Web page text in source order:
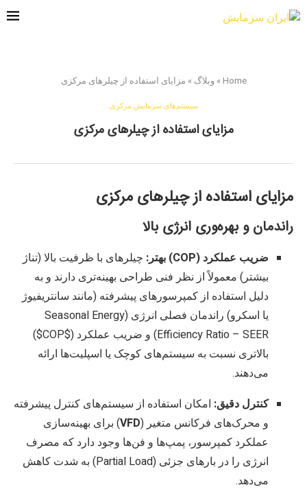
Home
»وبلاگ » مزایای استفاده از چیلرهای مرکزی
سیستم‌های سرمایش مرکزی
مزایای استفاده از چیلرهای مرکزی
مزایای استفاده از چیلرهای مرکزی
راندمان و بهره‌وری انرژی بالا
ضریب عملکرد (COP) بهتر:
چیلرهای با ظرفیت بالا (تناژ
بیشتر) معمولاً از نظر فنی طراحی بهینه‌تری دارند و به
دلیل استفاده از کمپرسورهای پیشرفته (مانند سانتریفیوژ
یا اسکرو) راندمان فصلی انرژی (Seasonal Energy
Efficiency Ratio – SEER) و ضریب عملکرد (
$COP$
)
بالاتری نسبت به سیستم‌های کوچک یا اسپلیت‌ها ارائه
می‌دهند.
کنترل دقیق: امکان استفاده از سیستم‌های کنترل پیشرفته
و محرک‌های فرکانس متغیر (VFD) برای بهینه‌سازی
عملکرد کمپرسور، پمپ‌ها و فن‌ها وجود دارد که مصرف
انرژی را در بارهای جزئی (Partial Load) به شدت کاهش
می‌دهد.